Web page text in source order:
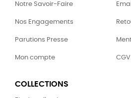
Notre Savoir-Faire
Nos Engagements
Parutions Presse
Mon compte CGV
COLLECTIONS